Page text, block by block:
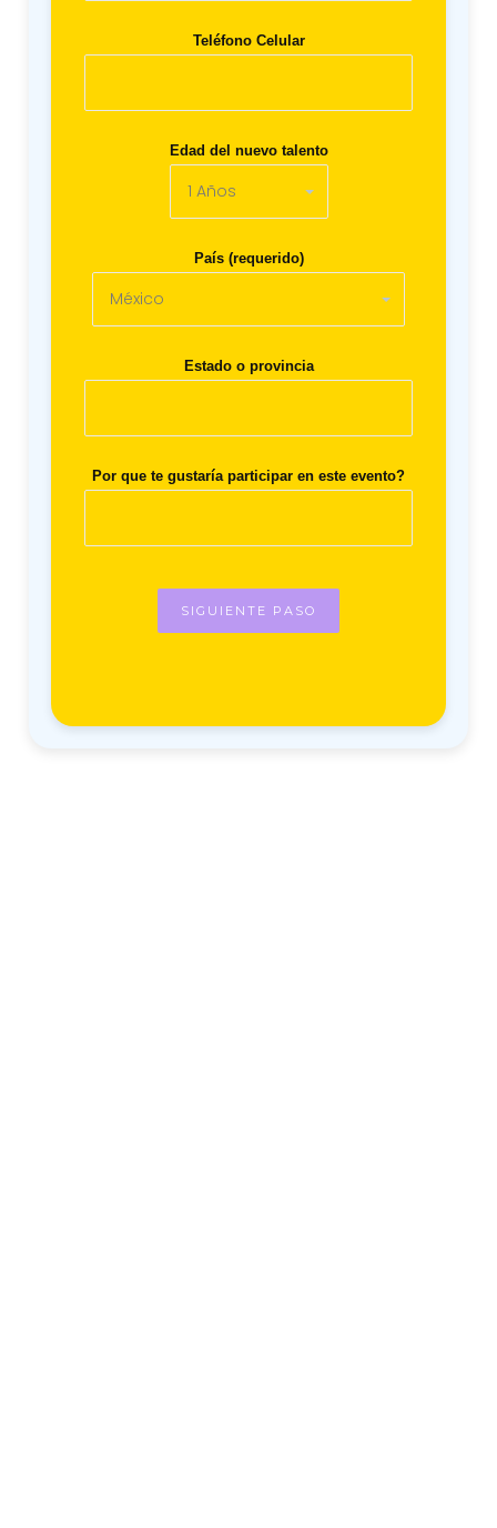
Teléfono Celular
Edad del nuevo talento
País (requerido)
Estado o provincia
Por que te gustaría participar en este evento?